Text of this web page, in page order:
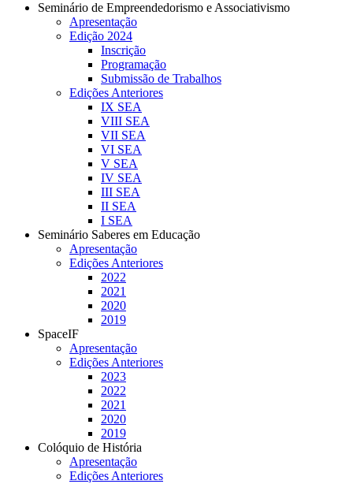
Seminário de Empreendedorismo e Associativismo
Apresentação
Edição 2024
Inscrição
Programação
Submissão de Trabalhos
Edições Anteriores
IX SEA
VIII SEA
VII SEA
VI SEA
V SEA
IV SEA
III SEA
II SEA
I SEA
Seminário Saberes em Educação
Apresentação
Edições Anteriores
2022
2021
2020
2019
SpaceIF
Apresentação
Edições Anteriores
2023
2022
2021
2020
2019
Colóquio de História
Apresentação
Edições Anteriores